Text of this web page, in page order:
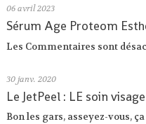
06 avril 2023
Sérum Age Proteom
Les Commentaires sont
30 janv. 2020
Le JetPeel : LE soin
Bon les gars, asseyez-vous,